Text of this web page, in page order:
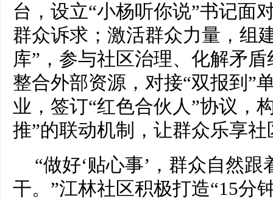
台，设立“小杨听你说”书记面
群众诉求；激活群众力量，组
库”，参与社区治理、化解矛
整合外部资源，对接“双报到”
业，签订“红色合伙人”协议，
推”的联动机制，让群众乐享社
“做好‘贴心事’，群众自然
干。”江林社区积极打造“15分